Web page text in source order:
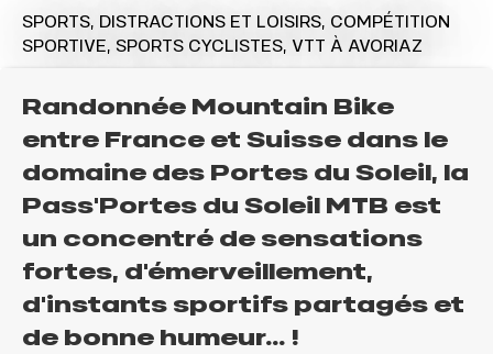
SPORTS, DISTRACTIONS ET LOISIRS, COMPÉTITION
SPORTIVE, SPORTS CYCLISTES, VTT À AVORIAZ
Randonnée Mountain Bike
entre France et Suisse dans le
domaine des Portes du Soleil, la
Pass'Portes du Soleil MTB est
un concentré de sensations
fortes, d'émerveillement,
d'instants sportifs partagés et
de bonne humeur… !